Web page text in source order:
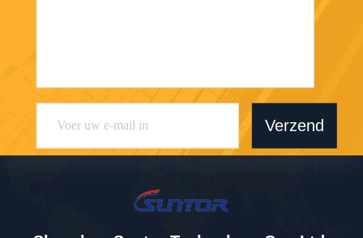
Verzend